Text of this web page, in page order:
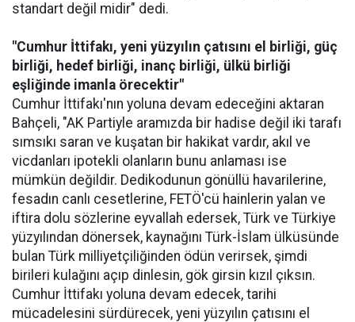
standart değil midir" dedi.
"Cumhur İttifakı, yeni yüzyılın çatısını el birliği, güç
birliği, hedef birliği, inanç birliği, ülkü birliği
eşliğinde imanla örecektir"
Cumhur İttifakı'nın yoluna devam edeceğini aktaran
Bahçeli, "AK Partiyle aramızda bir hadise değil iki tarafı
sımsıkı saran ve kuşatan bir hakikat vardır, akıl ve
vicdanları ipotekli olanların bunu anlaması ise
mümkün değildir. Dedikodunun gönüllü havarilerine,
fesadın canlı cesetlerine, FETÖ'cü hainlerin yalan ve
iftira dolu sözlerine eyvallah edersek, Türk ve Türkiye
yüzyılından dönersek, kaynağını Türk-İslam ülküsünde
bulan Türk milliyetçiliğinden ödün verirsek, şimdi
birileri kulağını açıp dinlesin, gök girsin kızıl çıksın.
Cumhur İttifakı yoluna devam edecek, tarihi
mücadelesini sürdürecek, yeni yüzyılın çatısını el